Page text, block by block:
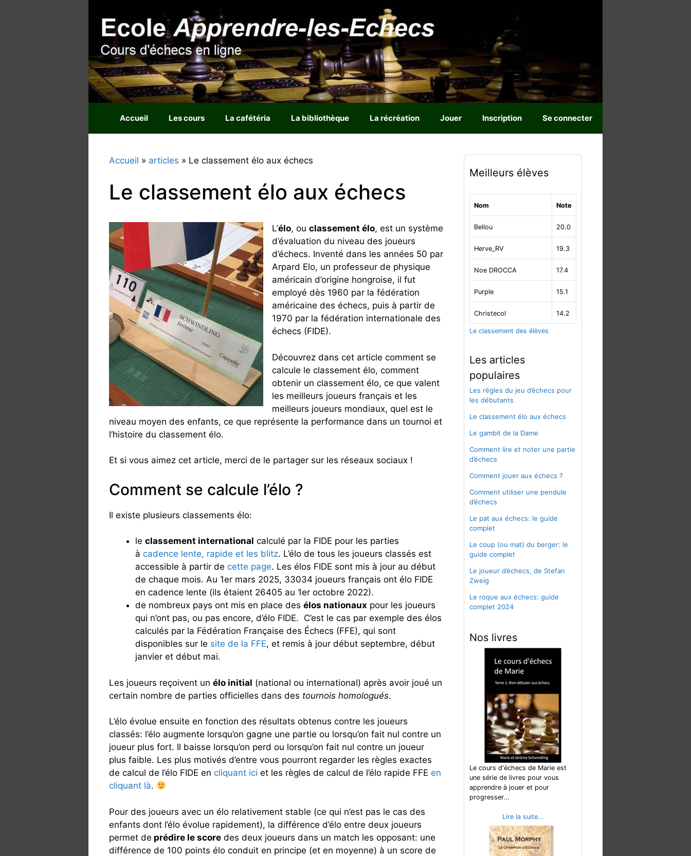
Accueil Les cours La cafétéria La bibliothèque La récréation Jouer Inscription Se connecter
Accueil » articles » Le classement élo aux échecs
Le classement élo aux échecs
L’élo, ou classement élo, est un système
d’évaluation du niveau des joueurs
d’échecs. Inventé dans les années 50 par
Arpard Elo, un professeur de physique
américain d’origine hongroise, il fut
employé dès 1960 par la fédération
américaine des échecs, puis à partir de
1970 par la fédération internationale des
échecs (FIDE).
Découvrez dans cet article comment se
calcule le classement élo, comment
obtenir un classement élo, ce que valent
les meilleurs joueurs français et les
meilleurs joueurs mondiaux, quel est le
niveau moyen des enfants, ce que représente la performance dans un tournoi et
l’histoire du classement élo.
Et si vous aimez cet article, merci de le partager sur les réseaux sociaux !
Comment se calcule l’élo ?
Il existe plusieurs classements élo:
le classement international calculé par la FIDE pour les parties
à cadence lente, rapide et les blitz. L’élo de tous les joueurs classés est
accessible à partir de cette page. Les élos FIDE sont mis à jour au début
de chaque mois. Au 1er mars 2025, 33034 joueurs français ont élo FIDE
en cadence lente (ils étaient 26405 au 1er octobre 2022).
de nombreux pays ont mis en place des élos nationaux pour les joueurs
qui n’ont pas, ou pas encore, d’élo FIDE. C’est le cas par exemple des élos
calculés par la Fédération Française des Échecs (FFE), qui sont
disponibles sur le site de la FFE, et remis à jour début septembre, début
janvier et début mai.
Les joueurs reçoivent un élo initial (national ou international) après avoir joué un
certain nombre de parties officielles dans des tournois homologués.
L’élo évolue ensuite en fonction des résultats obtenus contre les joueurs
classés: l’élo augmente lorsqu’on gagne une partie ou lorsqu’on fait nul contre un
joueur plus fort. Il baisse lorsqu’on perd ou lorsqu’on fait nul contre un joueur
plus faible. Les plus motivés d’entre vous pourront regarder les règles exactes
de calcul de l’élo FIDE en cliquant ici et les règles de calcul de l’élo rapide FFE en
cliquant là.
Pour des joueurs avec un élo relativement stable (ce qui n’est pas le cas des
enfants dont l’élo évolue rapidement), la différence d’élo entre deux joueurs
permet de prédire le score des deux joueurs dans un match les opposant: une
différence de 100 points élo conduit en principe (et en moyenne) à un score de
Meilleurs élèves
Nom Note
Bellou 20.0
Herve_RV 19.3
Noe DROCCA 17.4
Purple 15.1
Christecol 14.2
Le classement des élèves
Les articles
populaires
Les règles du jeu d’échecs pour
les débutants
Le classement élo aux échecs
Le gambit de la Dame
Comment lire et noter une partie
d’échecs
Comment jouer aux échecs ?
Comment utiliser une pendule
d’échecs
Le pat aux échecs: le guide
complet
Le coup (ou mat) du berger: le
guide complet
Le joueur d’échecs, de Stefan
Zweig
Le roque aux échecs: guide
complet 2024
Nos livres
Le cours d'échecs de Marie est
une série de livres pour vous
apprendre à jouer et pour
progresser...
Lire la suite...